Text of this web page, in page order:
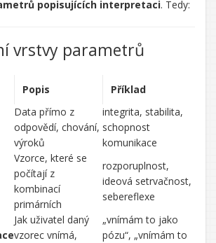
popisujících interpretaci. Tedy:
vrstvy parametrů
Popis Příklad
Data přímo z
odpovědí, chování,
výroků
integrita, stabilita,
schopnost
komunikace
Vzorce, které se
počítají z
kombinací
primárních
rozporuplnost,
ideová setrvačnost,
sebereflexe
Jak uživatel daný
vzorec vnímá,
„vnímám to jako
pózu“, „vnímám to